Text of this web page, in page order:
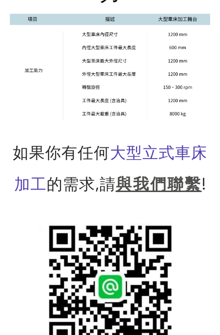
如果你有任何大型立式車床
加工的需求,請​與我們聯繫!